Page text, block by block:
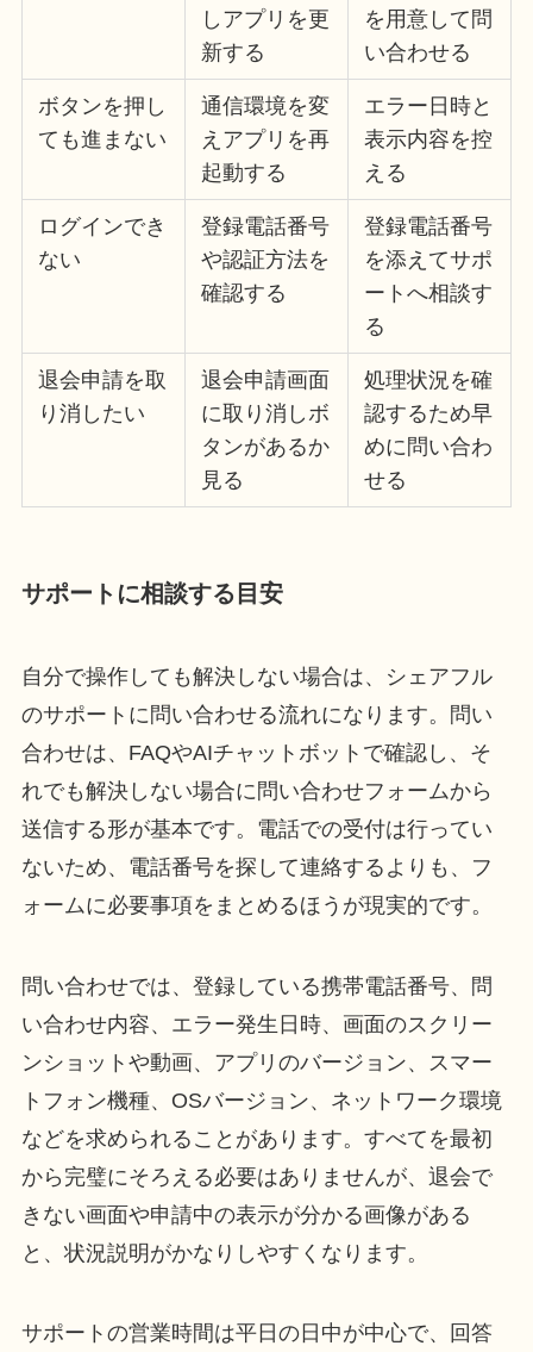
しアプリを更
新する
を用意して問
い合わせる
ボタンを押し
ても進まない
通信環境を変
えアプリを再
起動する
エラー日時と
表示内容を控
える
ログインでき
ない
登録電話番号
や認証方法を
確認する
登録電話番号
を添えてサポ
ートへ相談す
る
退会申請を取
り消したい
退会申請画面
に取り消しボ
タンがあるか
見る
処理状況を確
認するため早
めに問い合わ
せる
サポートに相談する目安
自分で操作しても解決しない場合は、シェアフル
のサポートに問い合わせる流れになります。問い
合わせは、FAQやAIチャットボットで確認し、そ
れでも解決しない場合に問い合わせフォームから
送信する形が基本です。電話での受付は行ってい
ないため、電話番号を探して連絡するよりも、フ
ォームに必要事項をまとめるほうが現実的です。
問い合わせでは、登録している携帯電話番号、問
い合わせ内容、エラー発生日時、画面のスクリー
ンショットや動画、アプリのバージョン、スマー
トフォン機種、OSバージョン、ネットワーク環境
などを求められることがあります。すべてを最初
から完璧にそろえる必要はありませんが、退会で
きない画面や申請中の表示が分かる画像がある
と、状況説明がかなりしやすくなります。
サポートの営業時間は平日の日中が中心で、回答